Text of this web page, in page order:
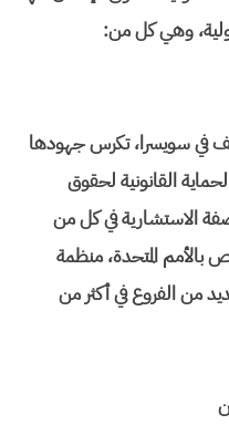
وهي كل من:
في سويسرا، تكرس جهودها
القانونية لحقوق
الاستشارية في كل من
بالأمم المتحدة، منظمة
من الفروع في أكثر من